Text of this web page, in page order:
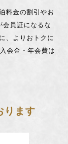
料金の割引やお
会員証になるな
、よりおトクに
会金・年会費は
ります